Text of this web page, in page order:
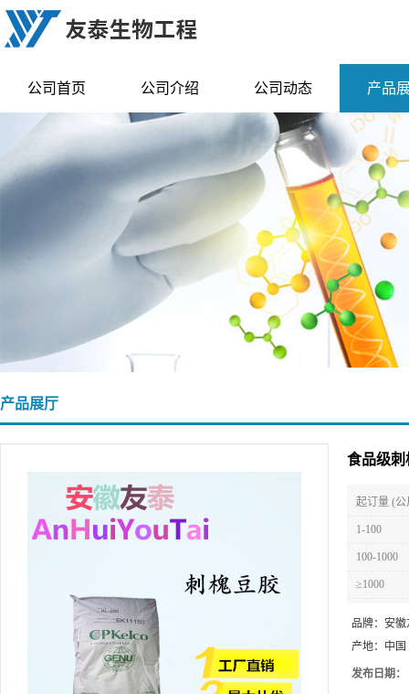
公司首页 公司介绍 公司动态 产品
产品展厅
食品级刺
起订量 (公
1-100
100-1000
≥1000
品牌： 安徽
产地： 中国
发布日期：